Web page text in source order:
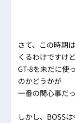
さて、この時期は
くるわけですけ
GT-8を未だに使
のかどうかが
一番の関心事だ
しかし、BOSS